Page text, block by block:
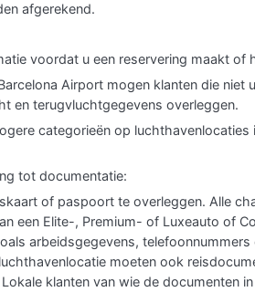
afgerekend.
voordat u een reservering maakt of
Airport mogen klanten die
en terugvluchtgegevens overleggen.
categorieën op
tot documentatie:
of paspoort te overleggen. Alle
een Elite-, Premium- of Luxeauto of
arbeidsgegevens,
moeten ook
klanten van wie de documenten